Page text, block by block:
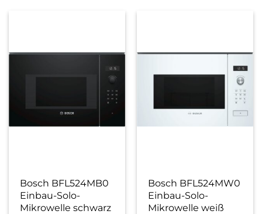
Bosch BFL524MB0
Einbau-Solo-
Mikrowelle schwarz
Bosch BFL524MW0
Einbau-Solo-
Mikrowelle weiß